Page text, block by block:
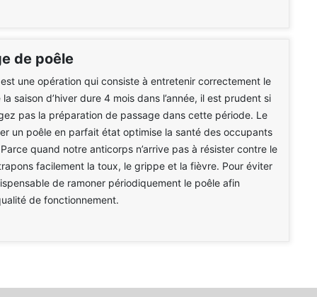
de poêle
une opération qui consiste à entretenir correctement le
saison d’hiver dure 4 mois dans l’année, il est prudent si
pas la préparation de passage dans cette période. Le
un poêle en parfait état optimise la santé des occupants
quand notre anticorps n’arrive pas à résister contre le
facilement la toux, le grippe et la fièvre. Pour éviter
de ramoner périodiquement le poêle afin
de fonctionnement.